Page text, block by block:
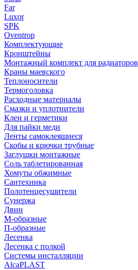
Far
Luxor
SPK
Oventrop
Комплектующие
Кронштейны
Монтажный комплект для радиаторов
Краны маевского
Теплоносители
Термоголовка
Расходные материалы
Смазки и уплотнители
Клеи и герметики
Для пайки меди
Ленты самоклеящиеся
Скобы и крючки трубные
Заглушки монтажные
Соль таблетированная
Хомуты обжимные
Сантехника
Полотенцесушители
Сунержа
Двин
М-образные
П-образные
Лесенка
Лесенка с полкой
Системы инсталляции
AlcaPLAST